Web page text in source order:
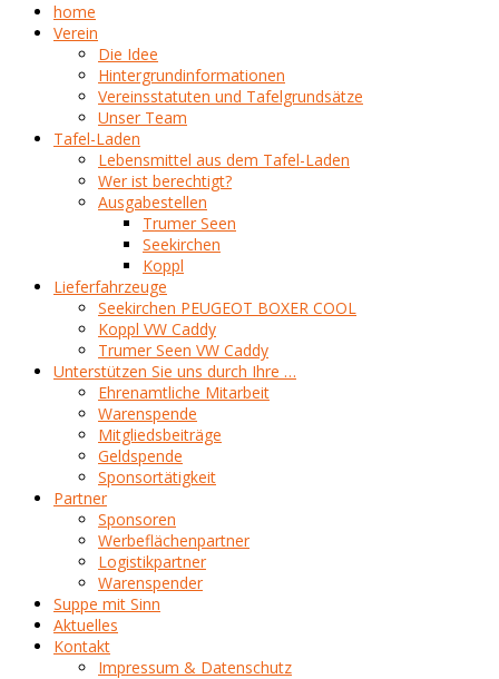
home
Verein
Die Idee
Hintergrundinformationen
Vereinsstatuten und Tafelgrundsätze
Unser Team
Tafel-Laden
Lebensmittel aus dem Tafel-Laden
Wer ist berechtigt?
Ausgabestellen
Trumer Seen
Seekirchen
Koppl
Lieferfahrzeuge
Seekirchen PEUGEOT BOXER COOL
Koppl VW Caddy
Trumer Seen VW Caddy
Unterstützen Sie uns durch Ihre …
Ehrenamtliche Mitarbeit
Warenspende
Mitgliedsbeiträge
Geldspende
Sponsortätigkeit
Partner
Sponsoren
Werbeflächenpartner
Logistikpartner
Warenspender
Suppe mit Sinn
Aktuelles
Kontakt
Impressum & Datenschutz